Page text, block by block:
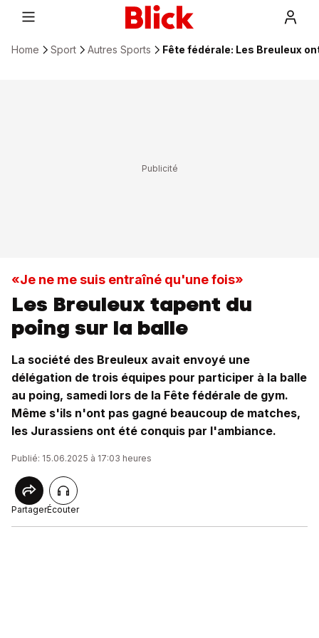
Home Sport Autres Sports Fête fédérale: Les Breuleux
«Je ne me suis entraîné qu'une fois»
Les Breuleux tapent du
poing sur la balle
La société des Breuleux avait envoyé une
délégation de trois équipes pour participer à la balle
au poing, samedi lors de la Fête fédérale de gym.
Même s'ils n'ont pas gagné beaucoup de matches,
les Jurassiens ont été conquis par l'ambiance.
Publié: 15.06.2025 à 17:03 heures
PartagerÉcouter